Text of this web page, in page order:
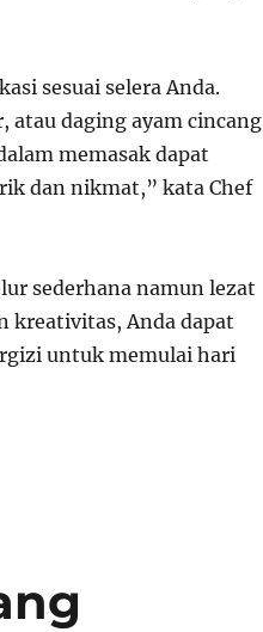
sesuai selera Anda.
atau daging ayam cincang
memasak dapat
dan nikmat,” kata Chef
sederhana namun lezat
kreativitas, Anda dapat
untuk memulai hari